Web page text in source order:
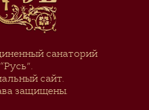
санаторий
“Русь”.
сайт.
защищены.